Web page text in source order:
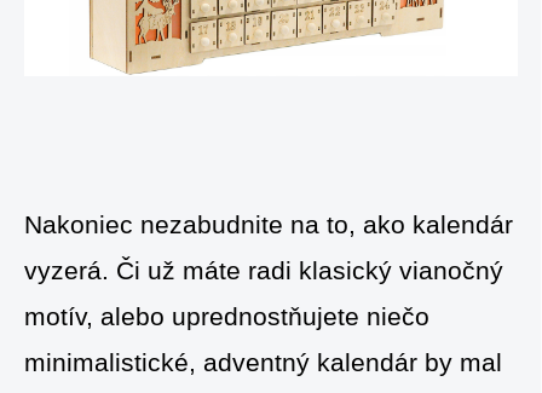
Nakoniec nezabudnite na to, ako kalendár
vyzerá. Či už máte radi klasický vianočný
motív, alebo uprednostňujete niečo
minimalistické, adventný kalendár by mal